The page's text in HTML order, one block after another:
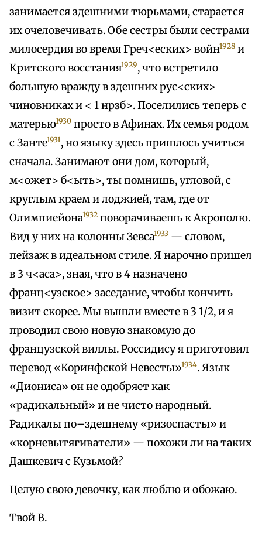
занимается здешними тюрьмами, старается
их очеловечивать. Обе сестры были сестрами
милосердия во время Греч<еских> войн1928 и
Критского восстания1929, что встретило
большую вражду в здешних рус<ских>
чиновниках и < 1 нрзб>. Поселились теперь с
матерью1930 просто в Афинах. Их семья родом
с Занте1931, но языку здесь пришлось учиться
сначала. Занимают они дом, который,
м<ожет> б<ыть>, ты помнишь, угловой, с
круглым краем и лоджией, там, где от
Олимпиейона1932 поворачиваешь к Акрополю.
Вид у них на колонны Зевса1933 — словом,
пейзаж в идеальном стиле. Я нарочно пришел
в 3 ч<аса>, зная, что в 4 назначено
франц<узское> заседание, чтобы кончить
визит скорее. Мы вышли вместе в 3 1/2, и я
проводил свою новую знакомую до
французской виллы. Россидису я приготовил
перевод «Коринфской Невесты»1934. Язык
«Диониса» он не одобряет как
«радикальный» и не чисто народный.
Радикалы по–здешнему «ризоспасты» и
«корневытягиватели» — похожи ли на таких
Дашкевич с Кузьмой?
Целую свою девочку, как люблю и обожаю.
Твой В.